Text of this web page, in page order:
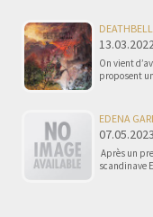
On vient
proposent
EDENA
Après un
scandinave